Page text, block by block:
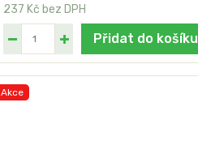
237 Kč bez DPH
Přidat do košíku
Akce